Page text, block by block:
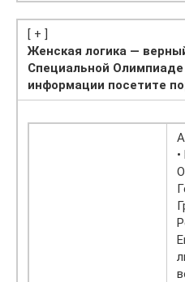
[ + ]
Женская логика —
Специальной
информации посетите